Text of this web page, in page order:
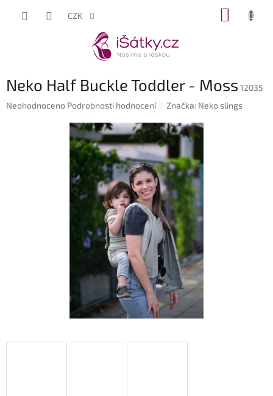
CZK
Neko Half Buckle Toddler - Moss 12035
Průměrné
Neohodnoceno Podrobnosti hodnocení Značka: Neko slings